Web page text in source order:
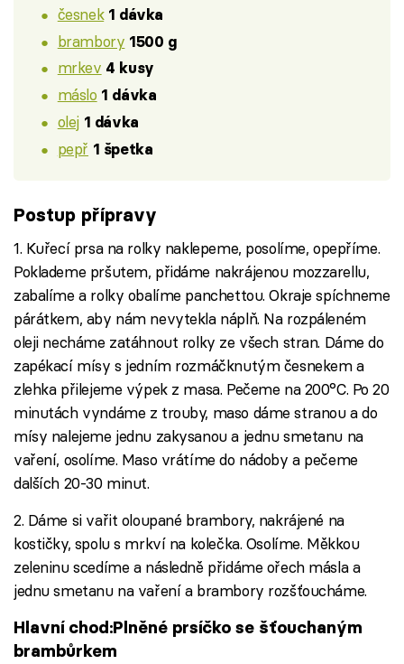
česnek 1 dávka
brambory 1500 g
mrkev 4 kusy
máslo 1 dávka
olej 1 dávka
pepř 1 špetka
Postup přípravy
1. Kuřecí prsa na rolky naklepeme, posolíme, opepříme.
Poklademe pršutem, přidáme nakrájenou mozzarellu,
zabalíme a rolky obalíme panchettou. Okraje spíchneme
párátkem, aby nám nevytekla náplň. Na rozpáleném
oleji necháme zatáhnout rolky ze všech stran. Dáme do
zapékací mísy s jedním rozmáčknutým česnekem a
zlehka přilejeme výpek z masa. Pečeme na 200°C. Po 20
minutách vyndáme z trouby, maso dáme stranou a do
mísy nalejeme jednu zakysanou a jednu smetanu na
vaření, osolíme. Maso vrátíme do nádoby a pečeme
dalších 20-30 minut.
2. Dáme si vařit oloupané brambory, nakrájené na
kostičky, spolu s mrkví na kolečka. Osolíme. Měkkou
zeleninu scedíme a následně přidáme ořech másla a
jednu smetanu na vaření a brambory rozšťoucháme.
Hlavní chod:Plněné prsíčko se šťouchaným
brambůrkem